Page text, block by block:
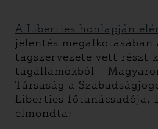
A Liberties honlapján
jelentés
tagszervezete vett részt
tagállamokból –
Társaság a
Liberties főtanácsadója,
elmondta: